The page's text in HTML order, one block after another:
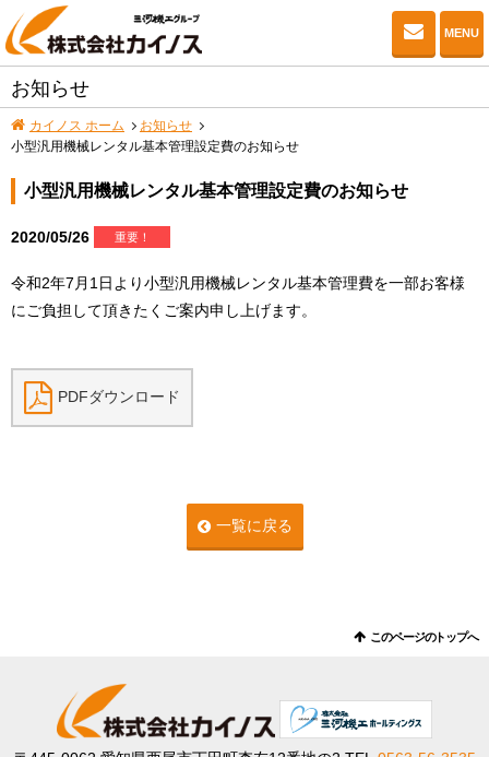
お問
MENU
お知らせ
カイノス ホーム
お知らせ
小型汎用機械レンタル基本管理設定費のお知らせ
小型汎用機械レンタル基本管理設定費のお知らせ
2020/05/26 重要！
令和2年7月1日より小型汎用機械レンタル基本管理費を一部お客様
にご負担して頂きたくご案内申し上げます。
PDFダウンロード
一覧に戻る
このページのトップへ